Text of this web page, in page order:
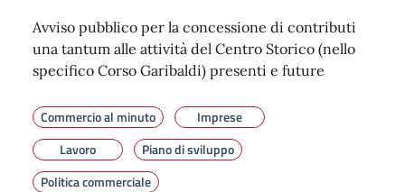
Avviso pubblico per la concessione di contributi
una tantum alle attività del Centro Storico (nello
specifico Corso Garibaldi) presenti e future
Commercio al minuto
Imprese
Lavoro
Piano di sviluppo
Politica commerciale